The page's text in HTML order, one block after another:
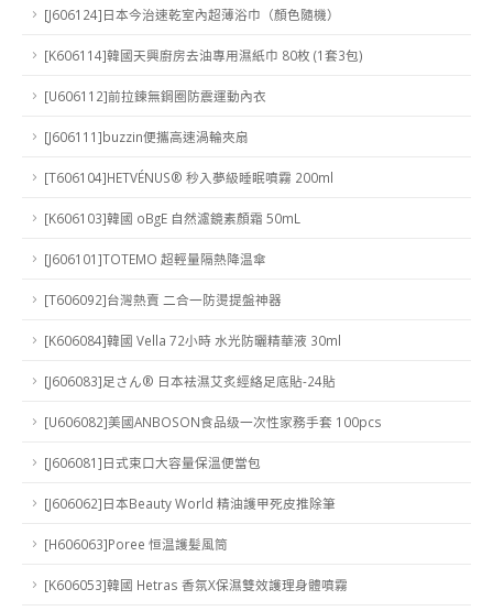
[J606124]日本今治速乾室內超薄浴巾（顏色隨機）
[K606114]韓國天興廚房去油專用濕紙巾 80枚 (1套3包)
[U606112]前拉鍊無鋼圈防震運動內衣
[J606111]buzzin便攜高速渦輪夾扇
[T606104]HETVÉNUS® 秒入夢級睡眠噴霧 200ml
[K606103]韓國 oBgE 自然濾鏡素顏霜 50mL
[J606101]TOTEMO 超輕量隔熱降温傘
[T606092]台灣熱賣 二合一防燙提盤神器
[K606084]韓國 Vella 72小時 水光防曬精華液 30ml
[J606083]足さん® 日本袪濕艾炙經絡足底貼-24貼
[U606082]美國ANBOSON食品级一次性家務手套 100pcs
[J606081]日式束口大容量保溫便當包
[J606062]日本Beauty World 精油護甲死皮推除筆
[H606063]Poree 恒温護髪風筒
[K606053]韓國 Hetras 香氛X保濕雙效護理身體噴霧